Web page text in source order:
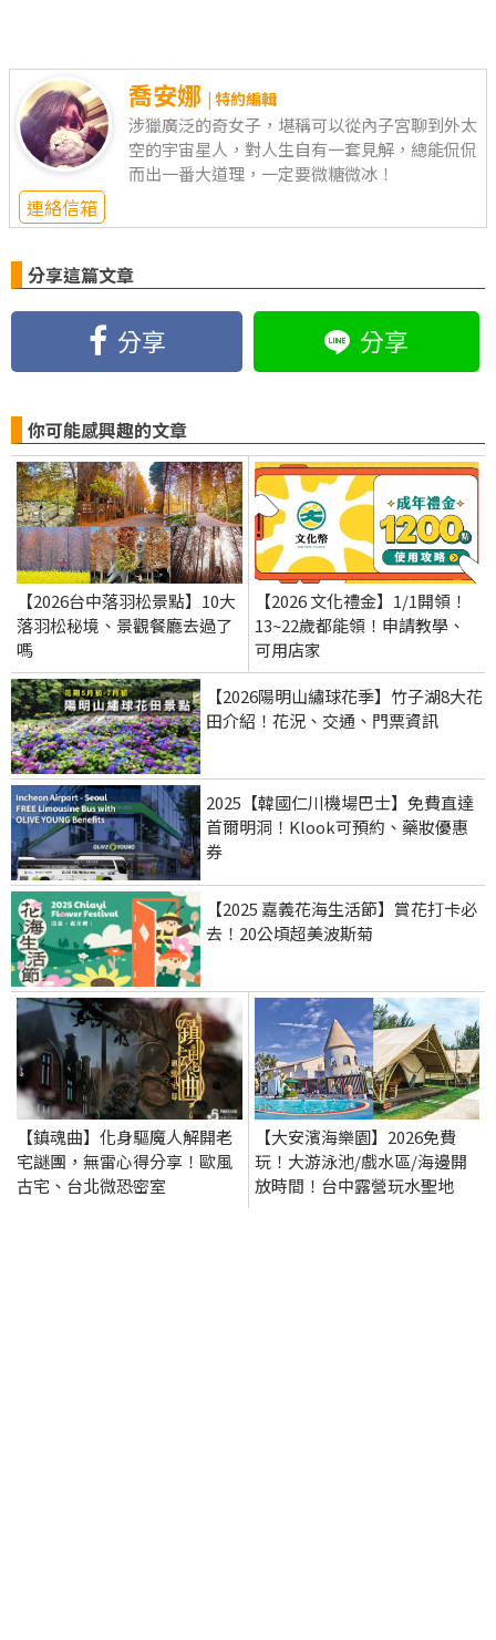
連絡信箱
喬安娜 | 特約編輯
涉獵廣泛的奇女子，堪稱可以從內子宮聊到外太
空的宇宙星人，對人生自有一套見解，總能侃侃
而出一番大道理，一定要微糖微冰！
分享這篇文章
分享 分享
你可能感興趣的文章
【2026台中落羽松景點】10大
落羽松秘境、景觀餐廳去過了
嗎
【2026 文化禮金】1/1開領！
13~22歲都能領！申請教學、
可用店家
【2026陽明山繡球花季】竹子湖8大花
田介紹！花況、交通、門票資訊
2025【韓國仁川機場巴士】免費直達
首爾明洞！Klook可預約、藥妝優惠
券
【2025 嘉義花海生活節】賞花打卡必
去！20公頃超美波斯菊
【鎮魂曲】化身驅魔人解開老
宅謎團，無雷心得分享！歐風
古宅、台北微恐密室
【大安濱海樂園】2026免費
玩！大游泳池/戲水區/海邊開
放時間！台中露營玩水聖地